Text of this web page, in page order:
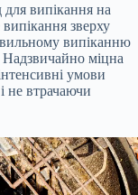
випікання на
зверху
випіканню
міцна
умови
не втрачаючи